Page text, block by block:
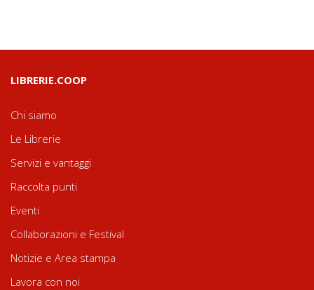
LIBRERIE.COOP
Chi siamo
Le Librerie
Servizi e vantaggi
Raccolta punti
Eventi
Collaborazioni e Festival
Notizie e Area stampa
Lavora con noi